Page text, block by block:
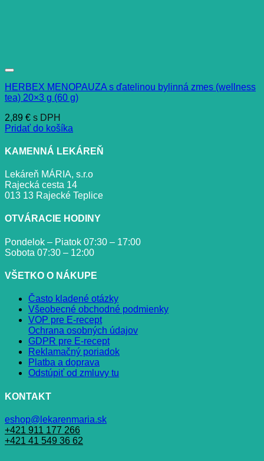
HERBEX MENOPAUZA s ďatelinou bylinná zmes (wellness
tea) 20×3 g (60 g)
2,89 € s DPH
Pridať do košíka
KAMENNÁ LEKÁREŇ
Lekáreň MÁRIA, s.r.o
Rajecká cesta 14
013 13 Rajecké Teplice
OTVÁRACIE HODINY
Pondelok – Piatok 07:30 – 17:00
Sobota 07:30 – 12:00
VŠETKO O NÁKUPE
Často kladené otázky
Všeobecné obchodné podmienky
VOP pre E-recept
Ochrana osobných údajov
GDPR pre E-recept
Reklamačný poriadok
Platba a doprava
Odstúpiť od zmluvy tu
KONTAKT
eshop@lekarenmaria.sk
+421 911 177 266
+421 41 549 36 62